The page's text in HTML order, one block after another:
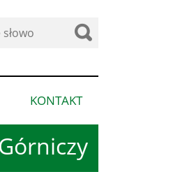
pokaż
podmenu
dla
KONTAKT
podmenu